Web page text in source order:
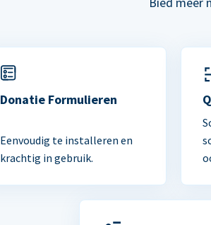
Donatie Formulieren
Eenvoudig te installeren en
krachtig in gebruik.